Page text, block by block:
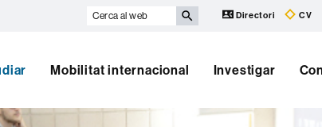
Cerca
Directori CV
Mobilitat internacional Investigar